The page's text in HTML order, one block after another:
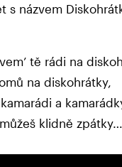
s názvem
tě rádi na
na diskohrátky,
a
klidně zpátky…